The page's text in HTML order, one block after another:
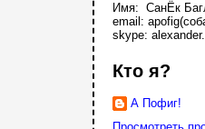
Имя: СанЁк
email:
skype:
Кто я?
А Пофиг!